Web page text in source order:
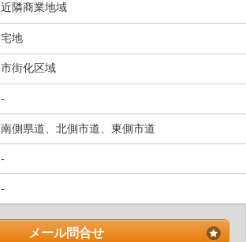
近隣商業地域
宅地
市街化区域
-
南側県道、北側市道、東側市道
-
-
メール問合せ